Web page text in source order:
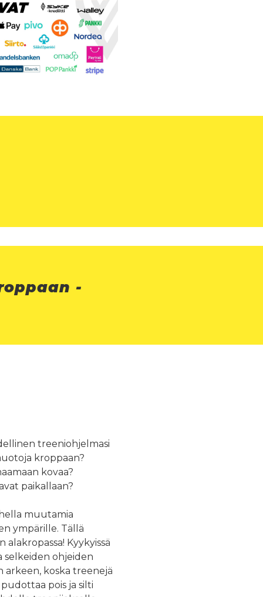
-
treeniohjelmasi
kroppaan?
kovaa?
paikallaan?
muutamia
ympärille. Tällä
Kyykyissä
selkeiden ohjeiden
arkeen, koska treenejä
pois ja silti